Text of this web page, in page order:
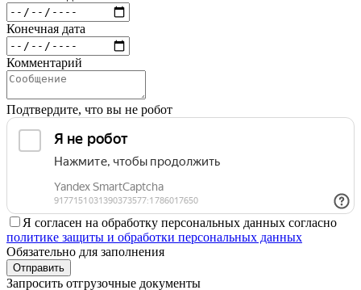
Конечная дата
Комментарий
Подтвердите, что вы не робот
Я согласен на обработку персональных данных согласно
политике защиты и обработки персональных данных
Обязательно для заполнения
Отправить
Запросить отгрузочные документы